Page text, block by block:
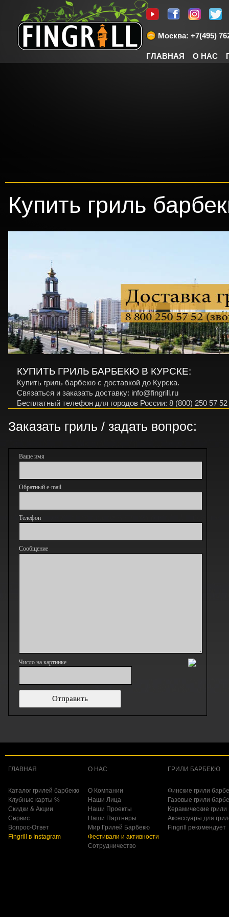
Москва: +7(495)
ГЛАВНАЯ О НАС
Купить гриль
КУПИТЬ ГРИЛЬ БАРБЕКЮ В КУРСКЕ:
Купить гриль барбекю с доставкой до Курска.
Связаться и заказать доставку: info@fingrill.ru
Бесплатный телефон для городов России: 8 (800) 250 57 52
Заказать гриль / задать вопрос:
Ваше имя
Обратный e-mail
Телефон
Сообщение
Число на картинке
ГЛАВНАЯ
Каталог грилей барбекю
Клубные карты %
Скидки & Акции
Сервис
Вопрос-Ответ
Fingrill в Instagram
О НАС
О Компании
Наши Лица
Наши Проекты
Наши Партнеры
Мир Грилей Барбекю
Фестивали и активности
Сотрудничество
ГРИЛИ БАРБЕКЮ
Финские грили
Газовые грили
Керамические грили
Аксессуары для
Fingrill рекомендует